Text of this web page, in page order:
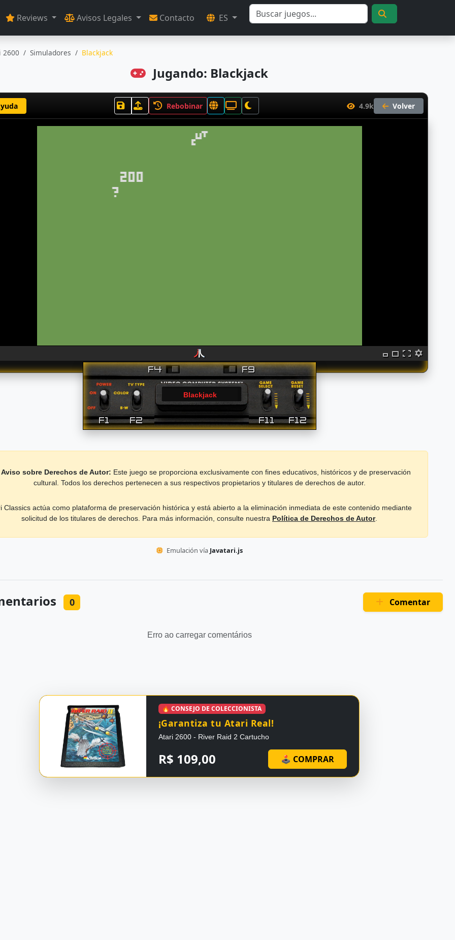
Reviews Avisos Legales Contacto ES
2600 Simuladores Blackjack
Jugando: Blackjack
Rebobinar 4.9k Volver
Blackjack
Aviso sobre Derechos de Autor: Este juego se proporciona exclusivamente con fines educativos, históricos y de preservación
cultural. Todos los derechos pertenecen a sus respectivos propietarios y titulares de derechos de autor.
Classics actúa como plataforma de preservación histórica y está abierto a la eliminación inmediata de este contenido mediante
solicitud de los titulares de derechos. Para más información, consulte nuestra Política de Derechos de Autor.
Emulación vía Javatari.js
0 Comentar
Erro ao carregar comentários
🔥 CONSEJO DE COLECCIONISTA
¡Garantiza tu Atari Real!
Atari 2600 - River Raid 2 Cartucho
R$ 109,00 🕹 COMPRAR